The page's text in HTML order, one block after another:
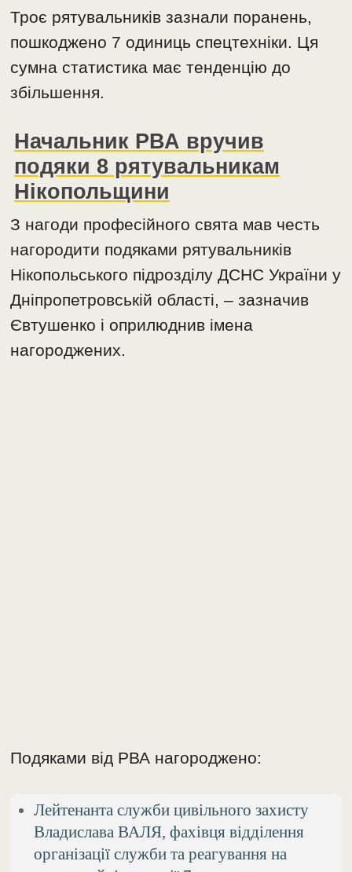
Троє рятувальників зазнали поранень,
пошкоджено 7 одиниць спецтехніки. Ця
сумна статистика має тенденцію до
збільшення.
Начальник РВА вручив
подяки 8 рятувальникам
Нікопольщини
З нагоди професійного свята мав честь
нагородити подяками рятувальників
Нікопольського підрозділу ДСНС України у
Дніпропетровській області, – зазначив
Євтушенко і оприлюднив імена
нагороджених.
Подяками від РВА нагороджено:
Лейтенанта служби цивільного захисту
Владислава ВАЛЯ, фахівця відділення
організації служби та реагування на